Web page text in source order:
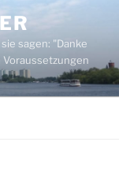
sagen: "Danke